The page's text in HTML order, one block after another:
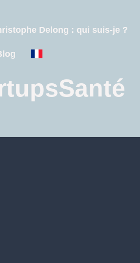
Delong : qui suis-je ?